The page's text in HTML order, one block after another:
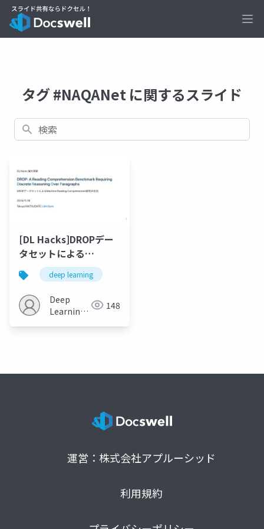
タグ #NAQANet に関するスライド
検索
[DL Hacks]DROPデー
タセットによる
Machine Reading
Comprehension研究
の状況
deep learning
Deep
Learning
148
運営：株式会社アプルーシッド
利用規約